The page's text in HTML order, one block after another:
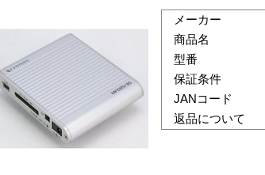
メーカー
商品名
型番
保証条件
JANコード
返品について